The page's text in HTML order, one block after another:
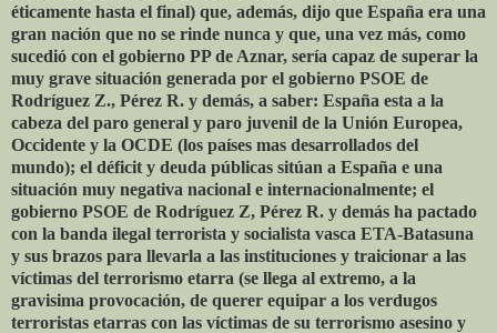
éticamente hasta el final) que, además, dijo que España era una
gran nación que no se rinde nunca y que, una vez más, como
sucedió con el gobierno PP de Aznar, sería capaz de superar la
muy grave situación generada por el gobierno PSOE de
Rodríguez Z., Pérez R. y demás, a saber: España esta a la
cabeza del paro general y paro juvenil de la Unión Europea,
Occidente y la OCDE (los países mas desarrollados del
mundo); el déficit y deuda públicas sitúan a España e una
situación muy negativa nacional e internacionalmente; el
gobierno PSOE de Rodríguez Z, Pérez R. y demás ha pactado
con la banda ilegal terrorista y socialista vasca ETA-Batasuna
y sus brazos para llevarla a las instituciones y traicionar a las
víctimas del terrorismo etarra (se llega al extremo, a la
gravisima provocación, de querer equipar a los verdugos
terroristas etarras con las víctimas de su terrorismo asesino y